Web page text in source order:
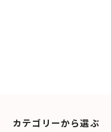
カテゴリーから選ぶ